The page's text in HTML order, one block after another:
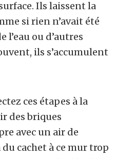
Ils laissent la
si rien n’avait été
l’eau ou d’autres
ils s’accumulent
ces étapes à la
des briques
avec un air de
cachet à ce mur trop